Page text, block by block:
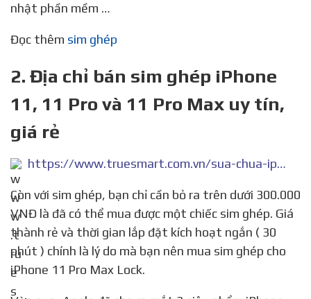
nhật phần mềm …
Đọc thêm sim ghép
2. Địa chỉ bán sim ghép iPhone
11, 11 Pro và 11 Pro Max uy tín,
giá rẻ
https://www.truesmart.com.vn/sua-chua-iphone-11-11-pro-max/dia-chi-ban-sim-ghep-iphone-11-11-pro-va-11-pro-max-uy-tin-gia-re.html
Còn với sim ghép, bạn chỉ cần bỏ ra trên dưới 300.000
VNĐ là đã có thể mua được một chiếc sim ghép. Giá
thành rẻ và thời gian lắp đặt kích hoạt ngắn ( 30
phút ) chính là lý do mà bạn nên mua sim ghép cho
iPhone 11 Pro Max Lock.